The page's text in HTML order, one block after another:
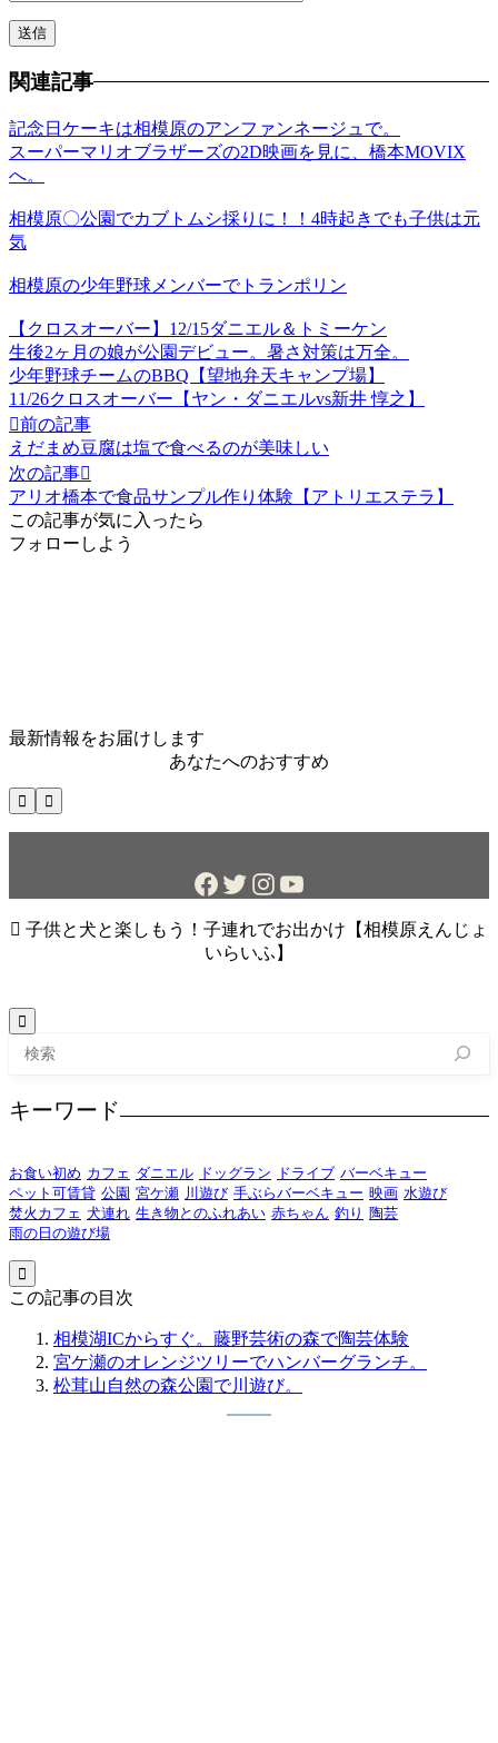
関連記事
記念日ケーキは相模原のアンファンネージュで。
スーパーマリオブラザーズの2D映画を見に、橋本MOVIX
へ。
相模原〇公園でカブトムシ採りに！！4時起きでも子供は元
気
相模原の少年野球メンバーでトランポリン
【クロスオーバー】12/15ダニエル＆トミーケン
生後2ヶ月の娘が公園デビュー。暑さ対策は万全。
少年野球チームのBBQ【望地弁天キャンプ場】
11/26クロスオーバー【ヤン・ダニエルvs新井 惇之】
前の記事
えだまめ豆腐は塩で食べるのが美味しい
次の記事
アリオ橋本で食品サンプル作り体験【アトリエステラ】
この記事が気に入ったら
フォローしよう
最新情報をお届けします
あなたへのおすすめ
 
Facebook
TwitterInstagramYouTube
 子供と犬と楽しもう！子連れでお出かけ【相模原えんじょ
いらいふ】

キーワード
お食い初め カフェ ダニエル ドッグラン ドライブ バーベキュー
ペット可賃貸 公園 宮ケ瀬 川遊び 手ぶらバーベキュー 映画 水遊び
焚火カフェ 犬連れ 生き物とのふれあい 赤ちゃん 釣り 陶芸
雨の日の遊び場

この記事の目次
相模湖ICからすぐ。藤野芸術の森で陶芸体験
宮ケ瀬のオレンジツリーでハンバーグランチ。
松茸山自然の森公園で川遊び。